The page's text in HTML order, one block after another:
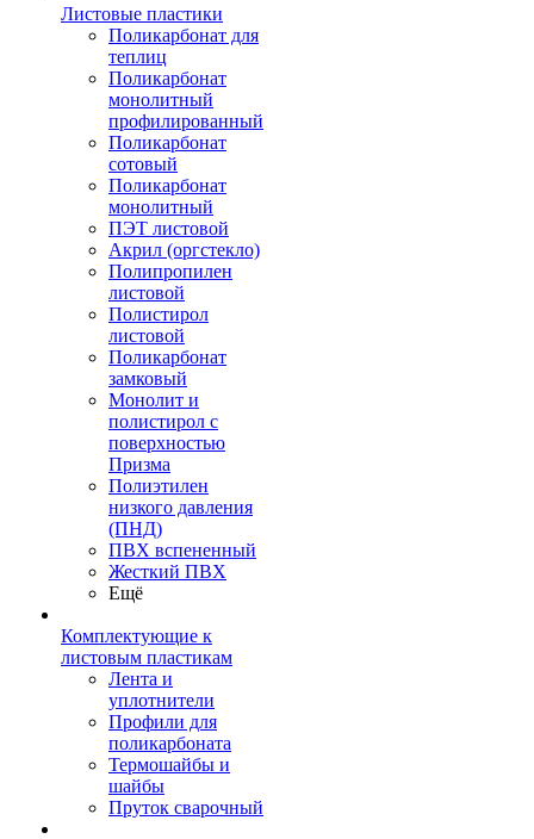
Листовые пластики
Поликарбонат для
теплиц
Поликарбонат
монолитный
профилированный
Поликарбонат
сотовый
Поликарбонат
монолитный
ПЭТ листовой
Акрил (оргстекло)
Полипропилен
листовой
Полистирол
листовой
Поликарбонат
замковый
Монолит и
полистирол с
поверхностью
Призма
Полиэтилен
низкого давления
(ПНД)
ПВХ вспененный
Жесткий ПВХ
Ещё
Комплектующие к
листовым пластикам
Лента и
уплотнители
Профили для
поликарбоната
Термошайбы и
шайбы
Пруток сварочный